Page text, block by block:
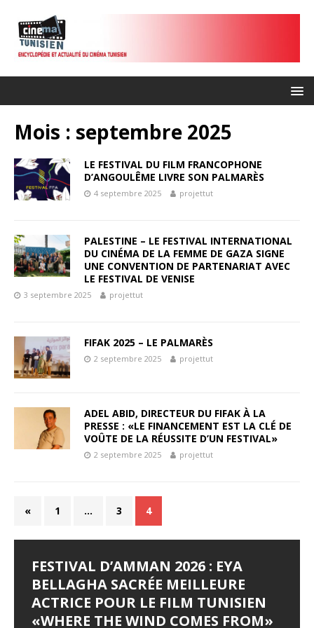
Mois : septembre 2025
LE FESTIVAL DU FILM FRANCOPHONE
D’ANGOULÊME LIVRE SON PALMARÈS
4 septembre 2025 projettut
PALESTINE – LE FESTIVAL INTERNATIONAL
DU CINÉMA DE LA FEMME DE GAZA SIGNE
UNE CONVENTION DE PARTENARIAT AVEC
LE FESTIVAL DE VENISE
3 septembre 2025 projettut
FIFAK 2025 – LE PALMARÈS
2 septembre 2025 projettut
ADEL ABID, DIRECTEUR DU FIFAK À LA
PRESSE : «LE FINANCEMENT EST LA CLÉ DE
VOÛTE DE LA RÉUSSITE D’UN FESTIVAL»
2 septembre 2025 projettut
« 1 … 3 4
FESTIVAL D’AMMAN 2026 : EYA
BELLAGHA SACRÉE MEILLEURE
ACTRICE POUR LE FILM TUNISIEN
«WHERE THE WIND COMES FROM»
LES JOURNÉES
CINÉMATOGRAPHIQUES DE
CARTHAGE (JCC) LANCENT LEUR
APPEL À FILMS
LE SYNDROME DE DJAMILA
Le Syndrome de Djamila Pays : Tunisie Réalisateur :
Hamza Hedfi Année : 2015 Durée : 4’28 Genre :
Producteur : Fédération Tunisienne des Cinéastes
JALILA BORHANE
Jalila Borhane Actrice. Filmographie de Jalila Borhane,
actrice : 1998 : Demain, je brûle (Ghodoua nahreg), de
Mohamed Ben Smail. Télévision : 1992 : Itarafat
BABOUNA BEN AYED
Babouna Ben Ayed Actrice. Filmographie de Babouna
Ben Ayed, actrice : 1995 : Tourba (CM), de Moncef
Dhouib. 1998 : Demain, je brûle (Ghodoua nahreg), de